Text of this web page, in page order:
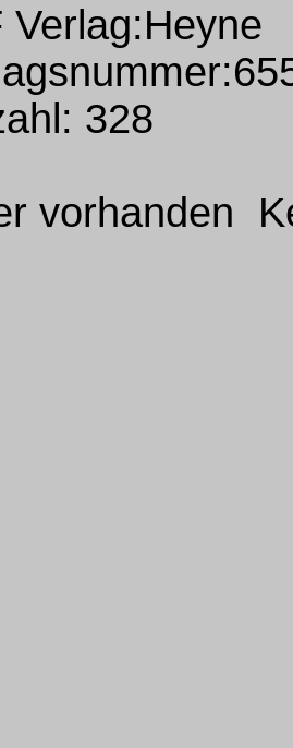
Verlag:Heyne
328
vorhanden